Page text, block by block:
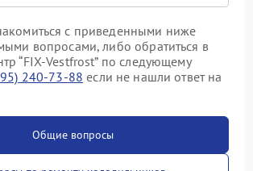
с приведенными ниже
вопросами, либо обратиться в
“FIX-Vestfrost” по следующему
240-73-88 если не нашли ответ на
Общие вопросы